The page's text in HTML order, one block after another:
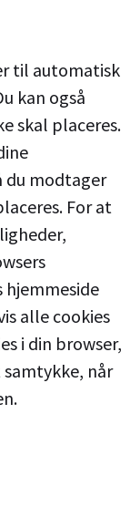
til automatisk
kan også
skal placeres.
du modtager
For at
alle cookies
i din browser,
når